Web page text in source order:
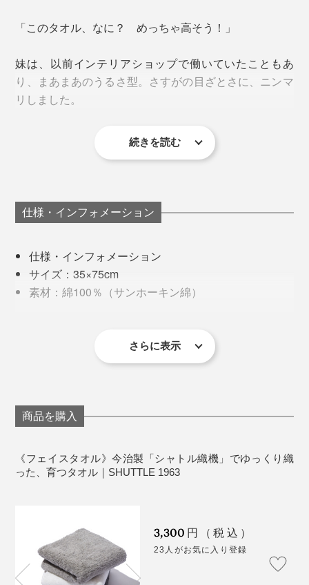
いをかけ、乾燥機の中を移動させながら乾燥させ、「今
アしています。
※1cm四方のタオルを水の上に浮かべ、5秒以内に沈むかを見る吸水性のチェック
さすがの吸水力で、洗面所で家族と共有しても快適に使
75cmとやや短めなのも、掛けた状態を想定してのこ
洗濯する際は、タオルのみで回すのがベストではありま
すが、他の衣類と一緒の場合は、洗濯ネットの使用を推
乾燥は、「陰干し」がおすすめ。直射日光は繊維を固く
してしまいます。
「このタオル、なに？ めっちゃ高そう！」
妹は、以前インテリアショップで働いていたこともあ
り、まあまあのうるさ型。さすがの目ざとさに、ニンマ
リしました。
個人的にはバスマットにひとめ惚れ。
なか買いたいと思えるものに出会えませんでしたが、こ
のシックでいてモダンな柄と、綿100％のなめらかな肌
続きを読む
仕様・インフォメーション
仕様・インフォメーション
サイズ：35×75cm
素材：綿100％（サンホーキン綿）
ぐため、洗濯ネットのご使用をおすすめします。
さらに表示
商品を購入
《フェイスタオル》今治製「シャトル織機」でゆっくり織
った、育つタオル｜SHUTTLE 1963
3,300 円（税込）
23人がお気に入り登録